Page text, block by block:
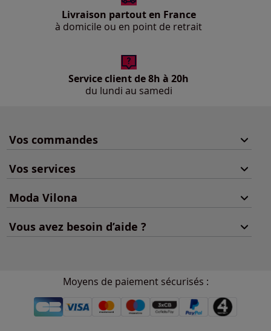
Livraison partout en France
à domicile ou en point de retrait
Service client de 8h à 20h
du lundi au samedi
Vos commandes
Vos services
Moda Vilona
Vous avez besoin d’aide ?
Moyens de paiement sécurisés :